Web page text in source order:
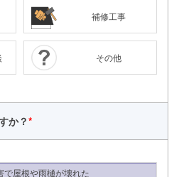
補修工事
その他
か？*
で屋根や雨樋が壊れた